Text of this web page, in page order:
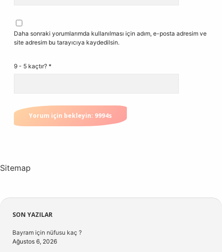
Daha sonraki yorumlarımda kullanılması için adım, e-posta adresim ve
site adresim bu tarayıcıya kaydedilsin.
9 - 5 kaçtır? *
Sitemap
Sidebar
SON YAZILAR
Bayram için nüfusu kaç ?
Ağustos 6, 2026